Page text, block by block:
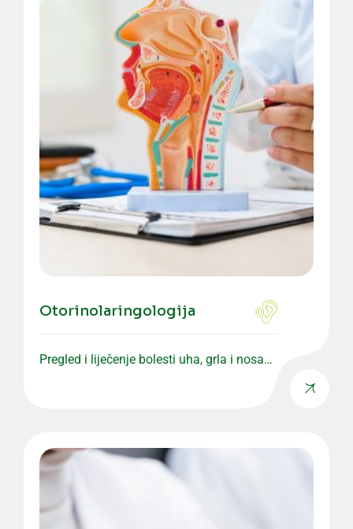
Otorinolaringologija
Pregled i liječenje bolesti uha, grla i nosa